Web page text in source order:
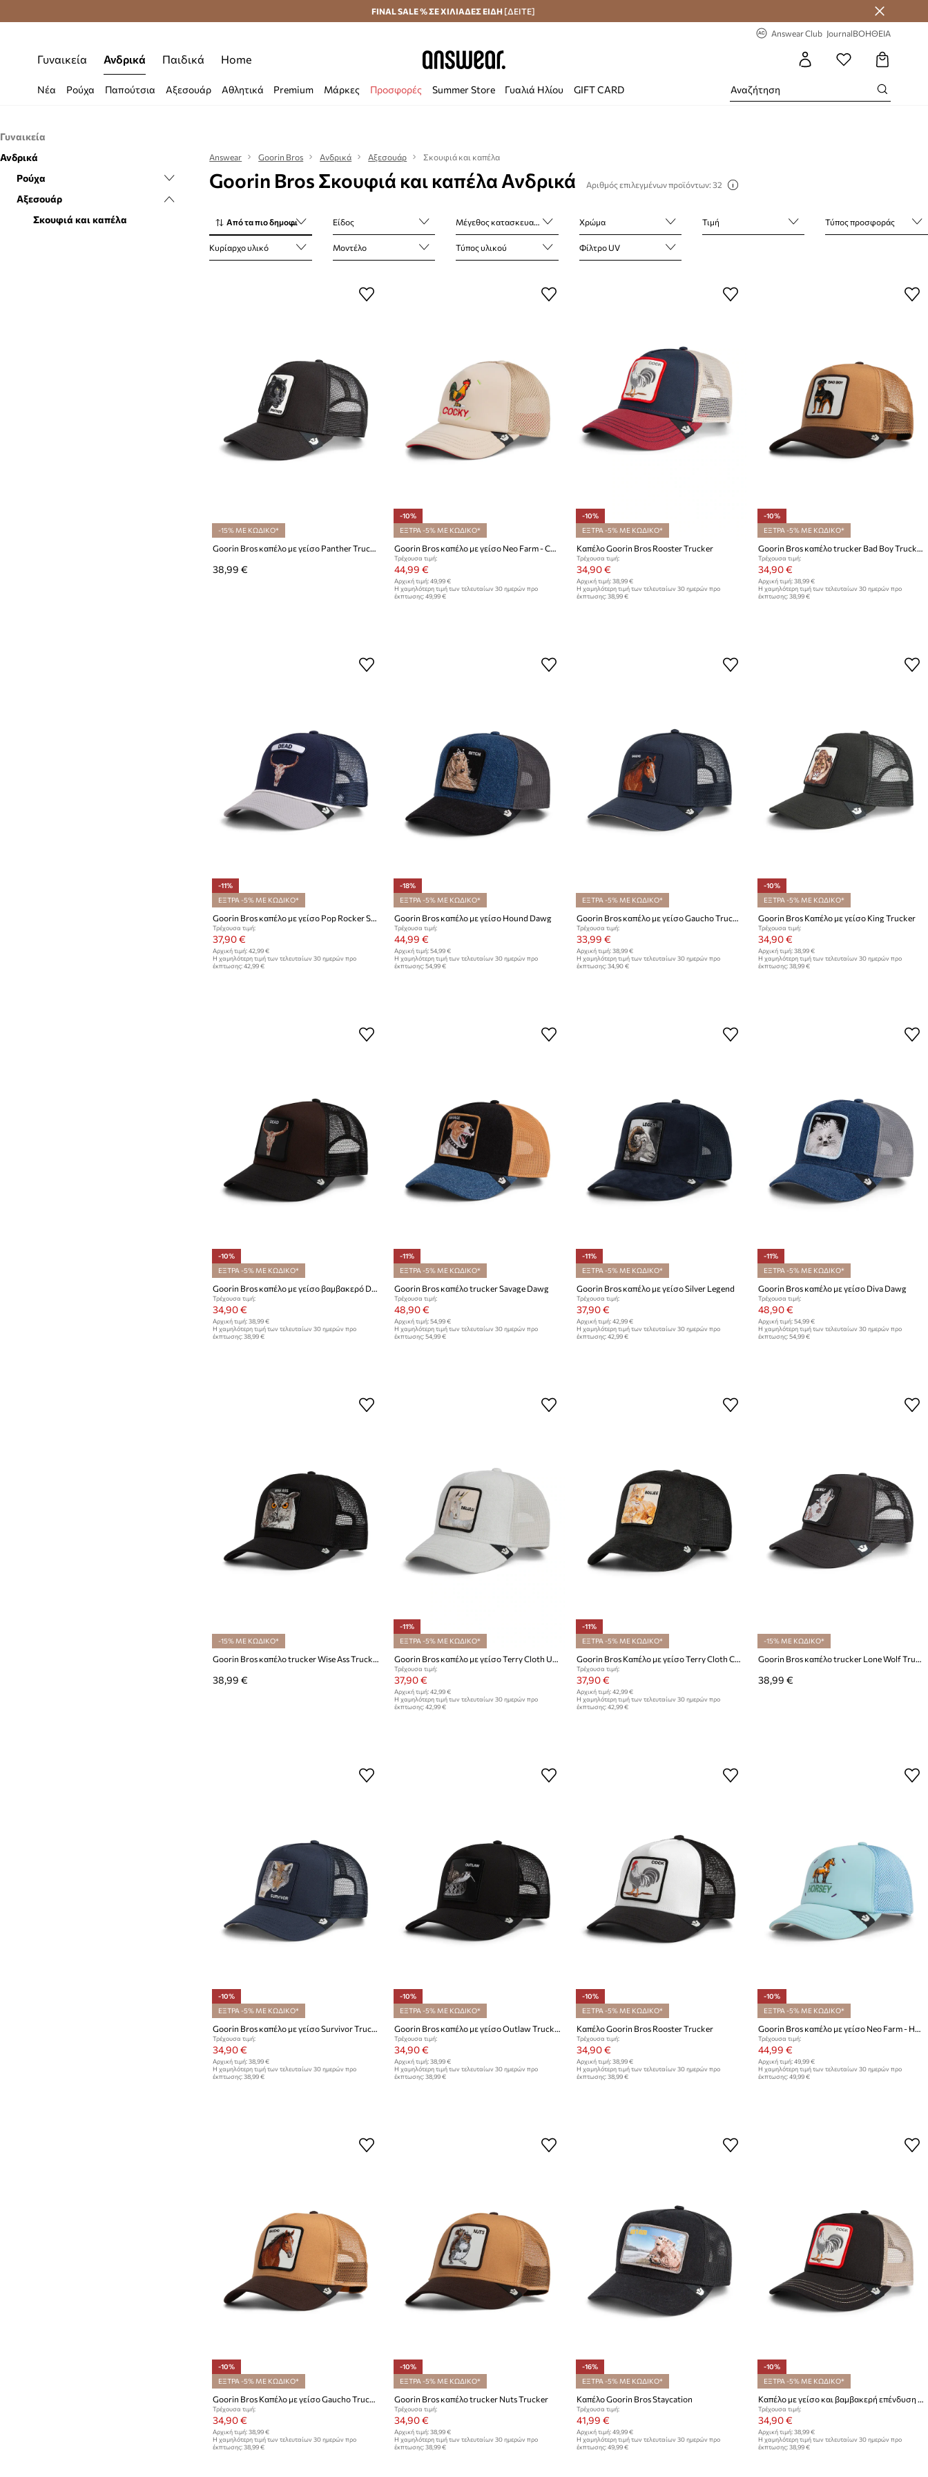
Αποστολή σε 24 ώρες Εξοικονομήστε με το Answear Club
FINAL SALE % ΣΕ ΧΙΛΙΑΔΕΣ ΕΙΔΗ [ΔΕΙΤΕ]
Answear Club JournalΒΟΗΘΕΙΑ
Γυναικεία Ανδρικά Παιδικά Home
Νέα Ρούχα Παπούτσια Αξεσουάρ Αθλητικά Premium Μάρκες Προσφορές Summer Store Γυαλιά Ηλίου GIFT CARD
Γυναικεία
Ρούχα
Κάλτσες
Αξεσουάρ
Σκουφιά και καπέλα
Ανδρικά
Ρούχα
Κάλτσες
Αξεσουάρ
Σκουφιά και καπέλα
Answear Goorin Bros Ανδρικά Αξεσουάρ Σκουφιά και καπέλα
Goorin Bros Σκουφιά και καπέλα Ανδρικά Αριθμός επιλεγμένων προϊόντων: 32
Από τα πιο δημοφιλή Είδος Μέγεθος κατασκευαστή Χρώμα Τιμή Τύπος προσφοράς
Κυρίαρχο υλικό Μοντέλο Τύπος υλικού Φίλτρο UV
-15% ΜΕ ΚΩΔΙΚΟ*
38,99 €
-10%
ΕΞΤΡΑ -5% ΜΕ ΚΩΔΙΚΟ*
Τρέχουσα τιμή:
44,99 €
Αρχική τιμή: 49,99 €
Η χαμηλότερη τιμή των τελευταίων 30 ημερών προ
έκπτωσης: 49,99 €
-10%
ΕΞΤΡΑ -5% ΜΕ ΚΩΔΙΚΟ*
Καπέλο Goorin Bros Rooster Trucker
Τρέχουσα τιμή:
34,90 €
Αρχική τιμή: 38,99 €
Η χαμηλότερη τιμή των τελευταίων 30 ημερών προ
έκπτωσης: 38,99 €
-10%
ΕΞΤΡΑ -5% ΜΕ ΚΩΔΙΚΟ*
Τρέχουσα τιμή:
34,90 €
Αρχική τιμή: 38,99 €
Η χαμηλότερη τιμή των τελευταίων 30 ημερών προ
έκπτωσης: 38,99 €
-11%
ΕΞΤΡΑ -5% ΜΕ ΚΩΔΙΚΟ*
Goorin Bros καπέλο με γείσο Pop Rocker Skull
Τρέχουσα τιμή:
37,90 €
Αρχική τιμή: 42,99 €
Η χαμηλότερη τιμή των τελευταίων 30 ημερών προ
έκπτωσης: 42,99 €
-18%
ΕΞΤΡΑ -5% ΜΕ ΚΩΔΙΚΟ*
Goorin Bros καπέλο με γείσο Hound Dawg
Τρέχουσα τιμή:
44,99 €
Αρχική τιμή: 54,99 €
Η χαμηλότερη τιμή των τελευταίων 30 ημερών προ
έκπτωσης: 54,99 €
ΕΞΤΡΑ -5% ΜΕ ΚΩΔΙΚΟ*
Goorin Bros καπέλο με γείσο Gaucho Trucker
Τρέχουσα τιμή:
33,99 €
Αρχική τιμή: 38,99 €
Η χαμηλότερη τιμή των τελευταίων 30 ημερών προ
έκπτωσης: 34,90 €
-10%
ΕΞΤΡΑ -5% ΜΕ ΚΩΔΙΚΟ*
Goorin Bros Καπέλο με γείσο King Trucker
Τρέχουσα τιμή:
34,90 €
Αρχική τιμή: 38,99 €
Η χαμηλότερη τιμή των τελευταίων 30 ημερών προ
έκπτωσης: 38,99 €
-10%
ΕΞΤΡΑ -5% ΜΕ ΚΩΔΙΚΟ*
Goorin Bros καπέλο με γείσο βαμβακερό Dead Skull Trucker
Τρέχουσα τιμή:
34,90 €
Αρχική τιμή: 38,99 €
Η χαμηλότερη τιμή των τελευταίων 30 ημερών προ
έκπτωσης: 38,99 €
-11%
ΕΞΤΡΑ -5% ΜΕ ΚΩΔΙΚΟ*
Goorin Bros καπέλο trucker Savage Dawg
Τρέχουσα τιμή:
48,90 €
Αρχική τιμή: 54,99 €
Η χαμηλότερη τιμή των τελευταίων 30 ημερών προ
έκπτωσης: 54,99 €
-11%
ΕΞΤΡΑ -5% ΜΕ ΚΩΔΙΚΟ*
Goorin Bros καπέλο με γείσο Silver Legend
Τρέχουσα τιμή:
37,90 €
Αρχική τιμή: 42,99 €
Η χαμηλότερη τιμή των τελευταίων 30 ημερών προ
έκπτωσης: 42,99 €
-11%
ΕΞΤΡΑ -5% ΜΕ ΚΩΔΙΚΟ*
Goorin Bros καπέλο με γείσο Diva Dawg
Τρέχουσα τιμή:
48,90 €
Αρχική τιμή: 54,99 €
Η χαμηλότερη τιμή των τελευταίων 30 ημερών προ
έκπτωσης: 54,99 €
-15% ΜΕ ΚΩΔΙΚΟ*
38,99 €
-11%
ΕΞΤΡΑ -5% ΜΕ ΚΩΔΙΚΟ*
Τρέχουσα τιμή:
37,90 €
Αρχική τιμή: 42,99 €
Η χαμηλότερη τιμή των τελευταίων 30 ημερών προ
έκπτωσης: 42,99 €
-11%
ΕΞΤΡΑ -5% ΜΕ ΚΩΔΙΚΟ*
Goorin Bros Καπέλο με γείσο Terry Cloth Cat
Τρέχουσα τιμή:
37,90 €
Αρχική τιμή: 42,99 €
Η χαμηλότερη τιμή των τελευταίων 30 ημερών προ
έκπτωσης: 42,99 €
-15% ΜΕ ΚΩΔΙΚΟ*
38,99 €
-10%
ΕΞΤΡΑ -5% ΜΕ ΚΩΔΙΚΟ*
Goorin Bros καπέλο με γείσο Survivor Trucker
Τρέχουσα τιμή:
34,90 €
Αρχική τιμή: 38,99 €
Η χαμηλότερη τιμή των τελευταίων 30 ημερών προ
έκπτωσης: 38,99 €
-10%
ΕΞΤΡΑ -5% ΜΕ ΚΩΔΙΚΟ*
Goorin Bros καπέλο με γείσο Outlaw Trucker
Τρέχουσα τιμή:
34,90 €
Αρχική τιμή: 38,99 €
Η χαμηλότερη τιμή των τελευταίων 30 ημερών προ
έκπτωσης: 38,99 €
-10%
ΕΞΤΡΑ -5% ΜΕ ΚΩΔΙΚΟ*
Καπέλο Goorin Bros Rooster Trucker
Τρέχουσα τιμή:
34,90 €
Αρχική τιμή: 38,99 €
Η χαμηλότερη τιμή των τελευταίων 30 ημερών προ
έκπτωσης: 38,99 €
-10%
ΕΞΤΡΑ -5% ΜΕ ΚΩΔΙΚΟ*
Goorin Bros καπέλο με γείσο Neo Farm - Horsey Horse
Τρέχουσα τιμή:
44,99 €
Αρχική τιμή: 49,99 €
Η χαμηλότερη τιμή των τελευταίων 30 ημερών προ
έκπτωσης: 49,99 €
-10%
ΕΞΤΡΑ -5% ΜΕ ΚΩΔΙΚΟ*
Goorin Bros Καπέλο με γείσο Gaucho Trucker
Τρέχουσα τιμή:
34,90 €
Αρχική τιμή: 38,99 €
Η χαμηλότερη τιμή των τελευταίων 30 ημερών προ
έκπτωσης: 38,99 €
-10%
ΕΞΤΡΑ -5% ΜΕ ΚΩΔΙΚΟ*
Goorin Bros καπέλο trucker Nuts Trucker
Τρέχουσα τιμή:
34,90 €
Αρχική τιμή: 38,99 €
Η χαμηλότερη τιμή των τελευταίων 30 ημερών προ
έκπτωσης: 38,99 €
-16%
ΕΞΤΡΑ -5% ΜΕ ΚΩΔΙΚΟ*
Καπέλο Goorin Bros Staycation
Τρέχουσα τιμή:
41,99 €
Αρχική τιμή: 49,99 €
Η χαμηλότερη τιμή των τελευταίων 30 ημερών προ
έκπτωσης: 49,99 €
-10%
ΕΞΤΡΑ -5% ΜΕ ΚΩΔΙΚΟ*
Καπέλο με γείσο και βαμβακερή επένδυση Goorin Bros Rooster Trucker
Τρέχουσα τιμή:
34,90 €
Αρχική τιμή: 38,99 €
Η χαμηλότερη τιμή των τελευταίων 30 ημερών προ
έκπτωσης: 38,99 €